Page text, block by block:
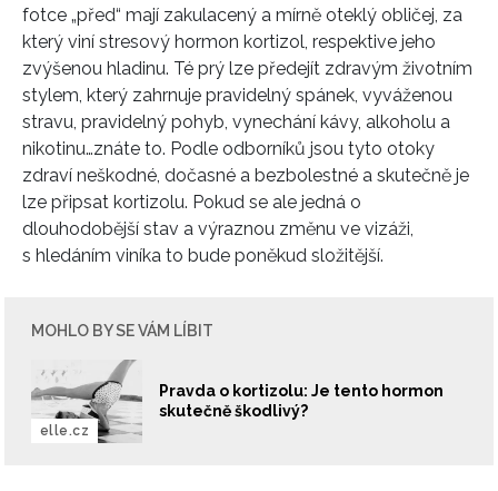
fotce „před“ mají zakulacený a mírně oteklý obličej, za
který viní stresový hormon kortizol, respektive jeho
zvýšenou hladinu. Té prý lze předejít zdravým životním
stylem, který zahrnuje pravidelný spánek, vyváženou
stravu, pravidelný pohyb, vynechání kávy, alkoholu a
nikotinu…znáte to. Podle odborníků jsou tyto otoky
zdraví neškodné, dočasné a bezbolestné a skutečně je
lze připsat kortizolu. Pokud se ale jedná o
dlouhodobější stav a výraznou změnu ve vizáži,
s hledáním viníka to bude poněkud složitější.
MOHLO BY SE VÁM LÍBIT
Pravda o kortizolu: Je tento hormon
skutečně škodlivý?
elle.cz